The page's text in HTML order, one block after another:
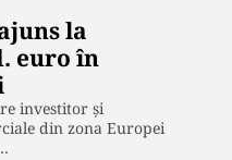
la
euro în
investitor și
din zona Europei